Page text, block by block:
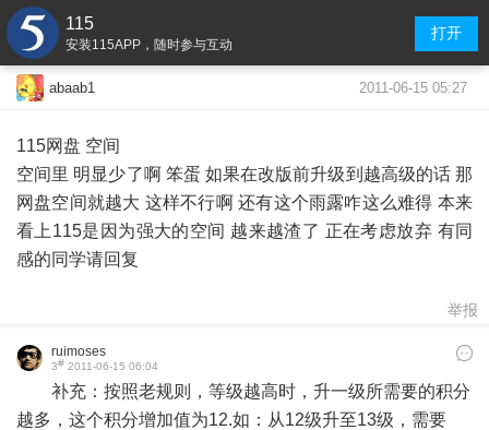
115
安装115APP，随时参与互动
打开
abaab1 2011-06-15 05:27
115网盘 空间
空间里 明显少了啊 笨蛋 如果在改版前升级到越高级的话 那
网盘空间就越大 这样不行啊 还有这个雨露咋这么难得 本来
看上115是因为强大的空间 越来越渣了 正在考虑放弃 有同
感的同学请回复
举报
ruimoses
3# 2011-06-15 06:04
补充：按照老规则，等级越高时，升一级所需要的积分
越多，这个积分增加值为12.如：从12级升至13级，需要